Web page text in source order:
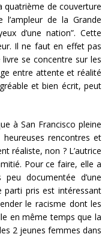
quatrième de couverture
l’ampleur de la Grande
d’une nation”. Cette
Il ne faut en effet pas
se concentre sur les
entre attente et réalité
et bien écrit, peut
à San Francisco pleine
heureuses rencontres et
réaliste, non ? L’autrice
Pour ce faire, elle a
documentée d’une
parti pris est intéressant
le racisme dont les
en même temps que la
2 jeunes femmes dans